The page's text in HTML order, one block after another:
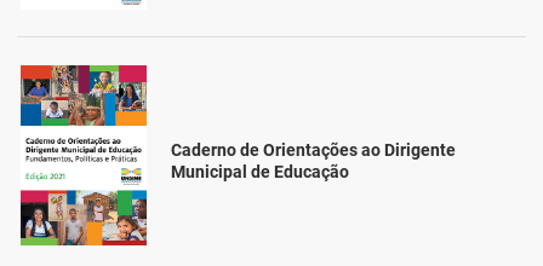
Caderno de Orientações ao Dirigente
Municipal de Educação